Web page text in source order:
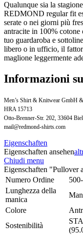
Qualunque sia la
REDMOND regular fit
serate o nei giorni più
antracite in 100%
tuo guardaroba e
libero o in ufficio, il
maglione leggermente
Informazioni
Men’s Shirt & Knitwear GmbH
HRA 15713
Otto-Brenner-Str. 202, 33604
mail@redmond-shirts.com
Eigenschaften
Eigenschaften ansehen
Chiudi menu
Eigenschaften
Numero Ordine
Lunghezza della
manica
Colore
Sostenibilità